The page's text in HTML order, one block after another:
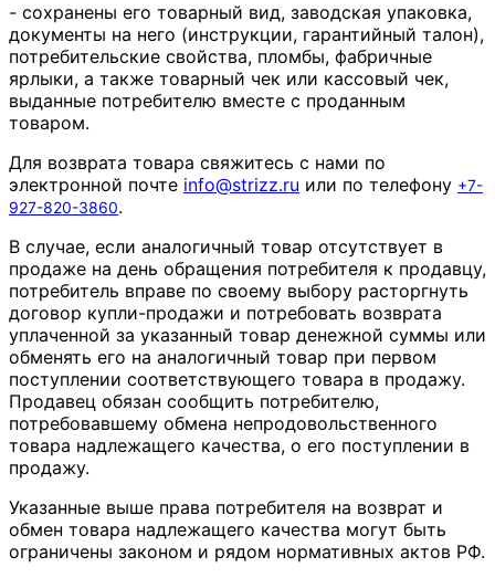
- сохранены его товарный вид, заводская упаковка,
документы на него (инструкции, гарантийный талон),
потребительские свойства, пломбы, фабричные
ярлыки, а также товарный чек или кассовый чек,
выданные потребителю вместе с проданным
товаром.
Для возврата товара свяжитесь с нами по
электронной почте info@strizz.ru или по телефону +7-
927-820-3860.
В случае, если аналогичный товар отсутствует в
продаже на день обращения потребителя к продавцу,
потребитель вправе по своему выбору расторгнуть
договор купли-продажи и потребовать возврата
уплаченной за указанный товар денежной суммы или
обменять его на аналогичный товар при первом
поступлении соответствующего товара в продажу.
Продавец обязан сообщить потребителю,
потребовавшему обмена непродовольственного
товара надлежащего качества, о его поступлении в
продажу.
Указанные выше права потребителя на возврат и
обмен товара надлежащего качества могут быть
ограничены законом и рядом нормативных актов РФ.